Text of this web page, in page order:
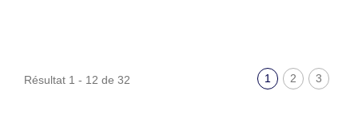
Résultat 1 - 12 de 32 1 2 3